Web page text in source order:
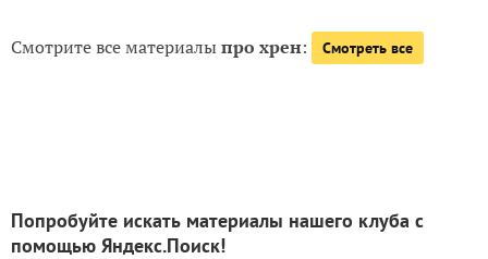
Смотрите все материалыпро хрен: Смотреть все
Попробуйте искать материалы нашего клуба с
помощью Яндекс.Поиск!